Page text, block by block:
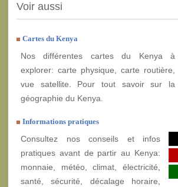
Voir aussi
Cartes du Kenya
Nos différentes cartes du Kenya à
explorer: carte physique, carte routière,
vue satellite. Pour tout savoir sur la
géographie du Kenya.
Informations pratiques
Consultez nos conseils et infos
pratiques avant de partir au Kenya:
monnaie, météo, climat, électricité,
santé, sécurité, décalage horaire,